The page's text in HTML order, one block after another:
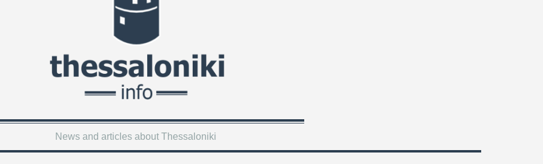
News and articles about Thessaloniki